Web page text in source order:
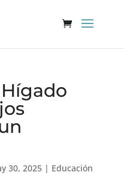
30, 2025| Educación